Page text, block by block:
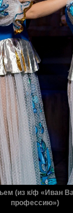
(из к/ф «Иван
профессию»)